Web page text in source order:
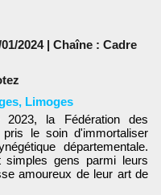
2024 | Chaîne : Cadre
, Limoges
la Fédération des
le soin d'immortaliser
départementale.
simples gens parmi leurs
amoureux de leur art de